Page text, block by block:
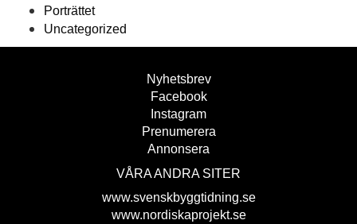
Porträttet
Uncategorized
Nyhetsbrev
Facebook
Instagram
Prenumerera
Annonsera
VÅRA ANDRA SITER
www.svenskbyggtidning.se
www.nordiskaprojekt.se